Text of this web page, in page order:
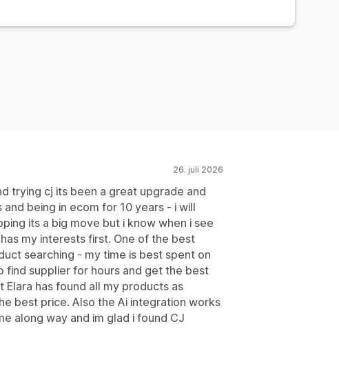
26. juli 2026
trying cj its been a great upgrade and
being in ecom for 10 years - i will
its a big move but i know when i see
my interests first. One of the best
searching - my time is best spent on
find supplier for hours and get the best
has found all my products as
best price. Also the Ai integration works
along way and im glad i found CJ